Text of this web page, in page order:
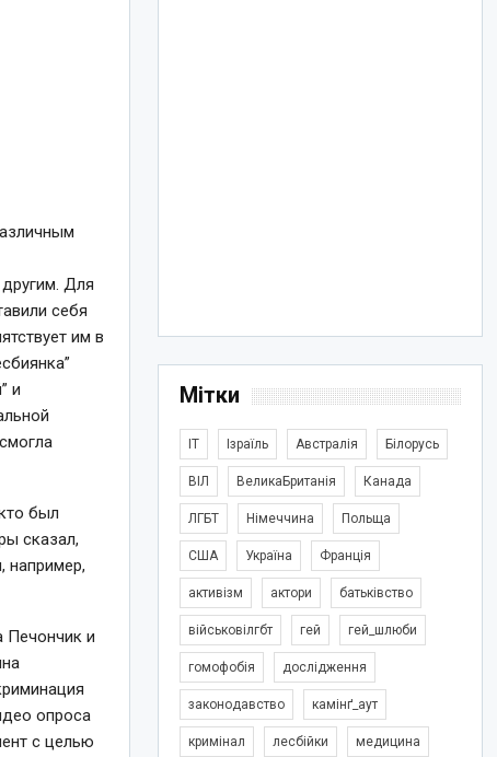
Для
себя
им в
и
был
сказал,
например,
Печончик и
опроса
с целью
Мітки
IT Ізраїль Австралія Білорусь
ВІЛ ВеликаБританія Канада
ЛГБТ Німеччина Польща
США Україна Франція
активізм актори батьківство
військовілгбт гей гей_шлюби
гомофобія дослідження
законодавство камінґ_аут
кримінал лесбійки медицина